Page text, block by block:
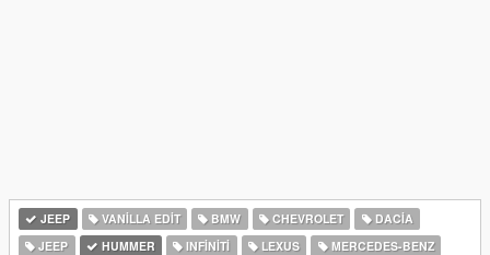
JEEP VANILLA EDIT BMW CHEVROLET
DACIA
JEEP
HUMMER INFINITI LEXUS
MERCEDES-BENZ